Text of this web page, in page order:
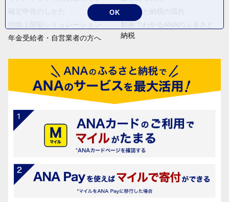
年金受給者・自営業者の方へ
ふるさと納税の流れ
納税
OK